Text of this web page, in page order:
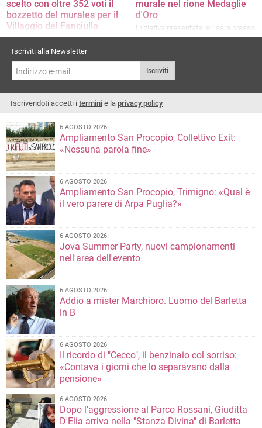
scelto con oltre 352 voti il
bozzetto del murales per il
Villaggio del Fanciullo
La nota del comitato di quartiere
murale nel rione Medaglie
d'Oro
Iniziativa presentata ieri sera presso
il centro pastorale Massimiliano
Iscriviti alla Newsletter
Iscriviti
Iscrivendoti accetti i termini e la privacy policy
6 AGOSTO 2026
Ampliamento San Procopio, Collettivo Exit:
«Nessuna parola fine»
6 AGOSTO 2026
Ampliamento San Procopio, Trimigno: «Qual è
il vero parere di Arpa Puglia?»
6 AGOSTO 2026
Jova Summer Party, nuovi campionamenti
nell'area dell'evento
6 AGOSTO 2026
Addio a mister Marchioro. L'uomo del Barletta
in B
6 AGOSTO 2026
Il ricordo di "Cecco", il benzinaio col sorriso:
«Contava i giorni che lo separavano dalla
pensione»
6 AGOSTO 2026
Dopo l'aggressione al Parco Rossani, Giuditta
D'Elia arriva nella "Stanza Divina" di Barletta